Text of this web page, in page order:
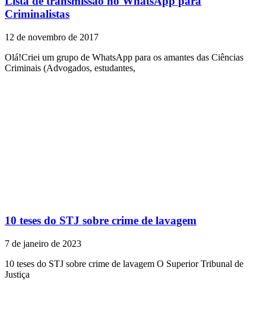
Criminalistas
12 de novembro de 2017
Olá!Criei um grupo de WhatsApp para os amantes das Ciências
Criminais (Advogados, estudantes,
10 teses do STJ sobre crime de lavagem
7 de janeiro de 2023
10 teses do STJ sobre crime de lavagem O Superior Tribunal de
Justiça